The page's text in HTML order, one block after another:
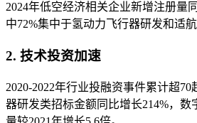
2024年低空经济相关企业新增注册量
中72%集中于氢动力飞行器研发和适
2. ‌技术投资加速‌
2020-2022年行业投融资事件累计超
器研发类招标金额同比增长214%，数